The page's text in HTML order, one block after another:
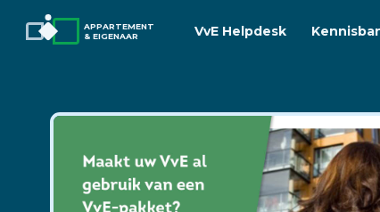
APPARTEMENT
& EIGENAAR
VvE Helpdesk